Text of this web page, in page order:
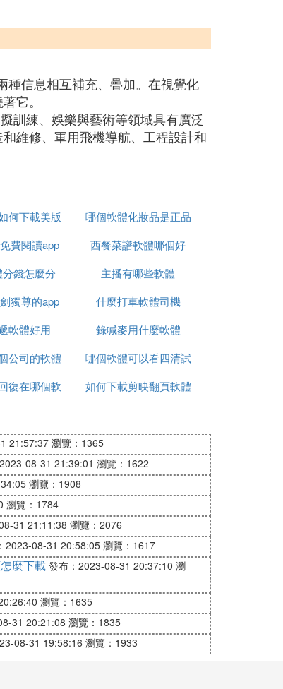
種信息相互補充、疊加。在視覺化
它。
訓練、娛樂與藝術等領域具有廣泛
維修、軍用飛機導航、工程設計和
何下載美版
體
哪個軟體化妝品是正品
費閱讀app
西餐菜譜軟體哪個好
錢怎麼分
主播有哪些軟體
獨尊的app
什麼打車軟體司機
軟體好用
錄喊麥用什麼軟體
公司的軟體
哪個軟體可以看四清試
卷
復在哪個軟
如何下載剪映翻頁軟體
21:57:37 瀏覽：1365
08-31 21:39:01 瀏覽：1622
瀏覽：1908
瀏覽：1784
31 21:11:38 瀏覽：2076
2023-08-31 20:58:05 瀏覽：1617
麼下載 發布：2023-08-31 20:37:10 瀏
瀏覽：1635
31 20:21:08 瀏覽：1835
08-31 19:58:16 瀏覽：1933